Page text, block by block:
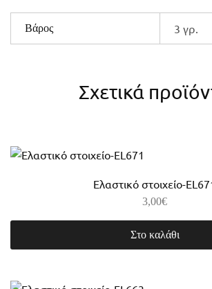
Βάρος 3 γρ.
Σχετικά
Ελαστικό στοιχείο-
3,00€
Στο καλάθι